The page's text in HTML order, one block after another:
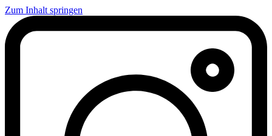
Zum Inhalt springen